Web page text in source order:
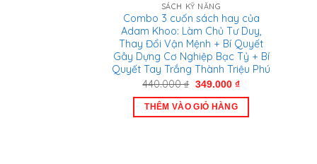
SÁCH KỸ NĂNG
Combo 3 cuốn sách hay của
Adam Khoo: Làm Chủ Tư Duy,
Thay Đổi Vận Mệnh + Bí Quyết
Gây Dựng Cơ Nghiệp Bạc Tỷ + Bí
Quyết Tay Trắng Thành Triệu Phú
440.000₫ Giá
là:
440.000 ₫.
349.000 ₫Giá
là:
THÊM VÀO GIỎ HÀNG